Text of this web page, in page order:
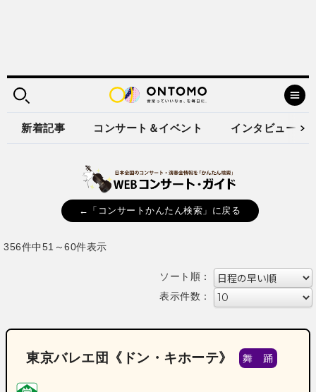
新着記事 コンサート＆イベント インタビュー
←「コンサートかんたん検索」に戻る
356件中51～60件表示
ソート順：
表示件数：
東京バレエ団《ドン・キホーテ》 舞 踊